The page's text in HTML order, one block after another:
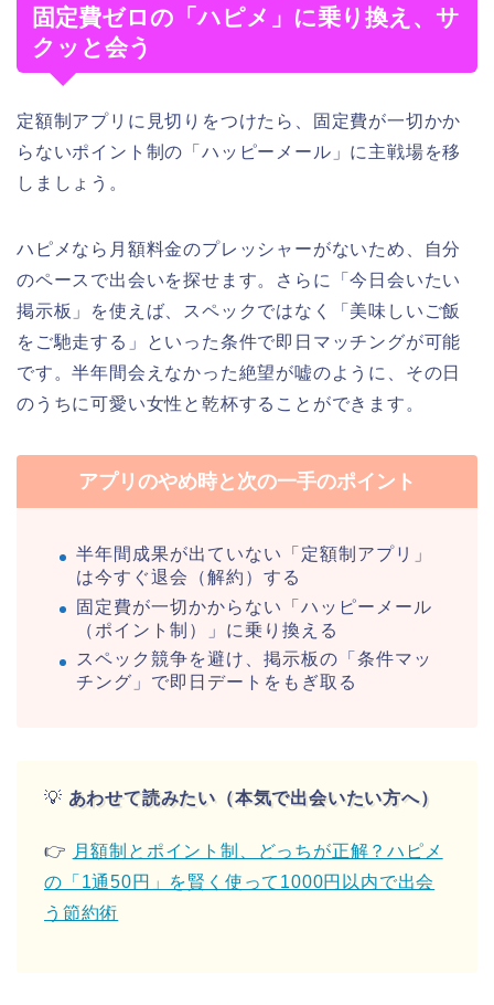
固定費ゼロの「ハピメ」に乗り換え、サ
クッと会う
定額制アプリに見切りをつけたら、固定費が一切かか
らないポイント制の「ハッピーメール」に主戦場を移
しましょう。
ハピメなら月額料金のプレッシャーがないため、自分
のペースで出会いを探せます。さらに「今日会いたい
掲示板」を使えば、スペックではなく「美味しいご飯
をご馳走する」といった条件で即日マッチングが可能
です。半年間会えなかった絶望が嘘のように、その日
のうちに可愛い女性と乾杯することができます。
アプリのやめ時と次の一手のポイント
半年間成果が出ていない「定額制アプリ」
は今すぐ退会（解約）する
固定費が一切かからない「ハッピーメール
（ポイント制）」に乗り換える
スペック競争を避け、掲示板の「条件マッ
チング」で即日デートをもぎ取る
💡 あわせて読みたい（本気で出会いたい方へ）
👉 月額制とポイント制、どっちが正解？ハピメ
の「1通50円」を賢く使って1000円以内で出会
う節約術